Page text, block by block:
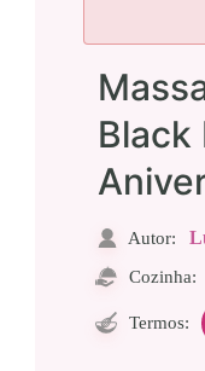
Black
Autor:
Cozinha:
Termos: